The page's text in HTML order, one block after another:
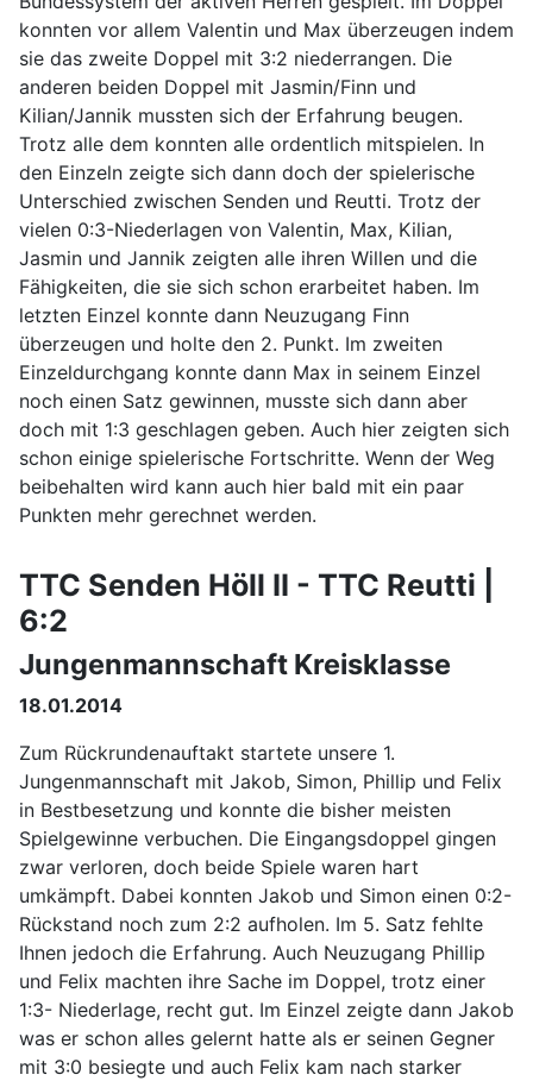
konnten vor allem Valentin und Max überzeugen indem
sie das zweite Doppel mit 3:2 niederrangen. Die
anderen beiden Doppel mit Jasmin/Finn und
Kilian/Jannik mussten sich der Erfahrung beugen.
Trotz alle dem konnten alle ordentlich mitspielen. In
den Einzeln zeigte sich dann doch der spielerische
Unterschied zwischen Senden und Reutti. Trotz der
vielen 0:3-Niederlagen von Valentin, Max, Kilian,
Jasmin und Jannik zeigten alle ihren Willen und die
Fähigkeiten, die sie sich schon erarbeitet haben. Im
letzten Einzel konnte dann Neuzugang Finn
überzeugen und holte den 2. Punkt. Im zweiten
Einzeldurchgang konnte dann Max in seinem Einzel
noch einen Satz gewinnen, musste sich dann aber
doch mit 1:3 geschlagen geben. Auch hier zeigten sich
schon einige spielerische Fortschritte. Wenn der Weg
beibehalten wird kann auch hier bald mit ein paar
Punkten mehr gerechnet werden.
TTC Senden Höll II - TTC Reutti |
6:2
Jungenmannschaft Kreisklasse
18.01.2014
Zum Rückrundenauftakt startete unsere 1.
Jungenmannschaft mit Jakob, Simon, Phillip und Felix
in Bestbesetzung und konnte die bisher meisten
Spielgewinne verbuchen. Die Eingangsdoppel gingen
zwar verloren, doch beide Spiele waren hart
umkämpft. Dabei konnten Jakob und Simon einen 0:2-
Rückstand noch zum 2:2 aufholen. Im 5. Satz fehlte
Ihnen jedoch die Erfahrung. Auch Neuzugang Phillip
und Felix machten ihre Sache im Doppel, trotz einer
1:3- Niederlage, recht gut. Im Einzel zeigte dann Jakob
was er schon alles gelernt hatte als er seinen Gegner
mit 3:0 besiegte und auch Felix kam nach starker